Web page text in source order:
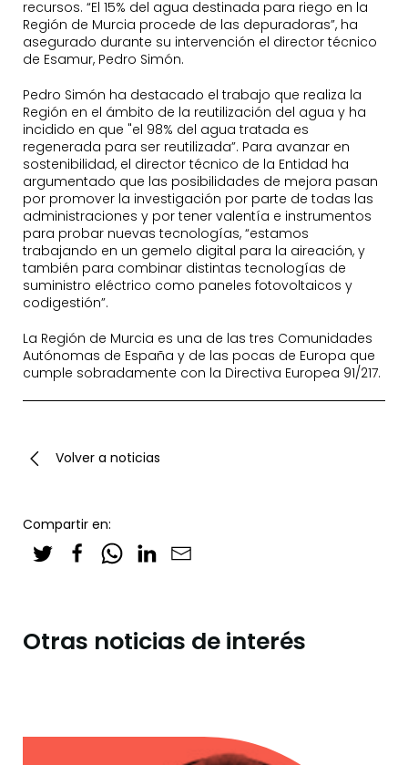
recursos. “El 15% del agua destinada para riego en la
Región de Murcia procede de las depuradoras”, ha
asegurado durante su intervención el director técnico
de Esamur, Pedro Simón.
Pedro Simón ha destacado el trabajo que realiza la
Región en el ámbito de la reutilización del agua y ha
incidido en que "el 98% del agua tratada es
regenerada para ser reutilizada”. Para avanzar en
sostenibilidad, el director técnico de la Entidad ha
argumentado que las posibilidades de mejora pasan
por promover la investigación por parte de todas las
administraciones y por tener valentía e instrumentos
para probar nuevas tecnologías, “estamos
trabajando en un gemelo digital para la aireación, y
también para combinar distintas tecnologías de
suministro eléctrico como paneles fotovoltaicos y
codigestión”.
La Región de Murcia es una de las tres Comunidades
Autónomas de España y de las pocas de Europa que
cumple sobradamente con la Directiva Europea 91/217.
Volver a noticias
Compartir en:
Otras noticias de interés